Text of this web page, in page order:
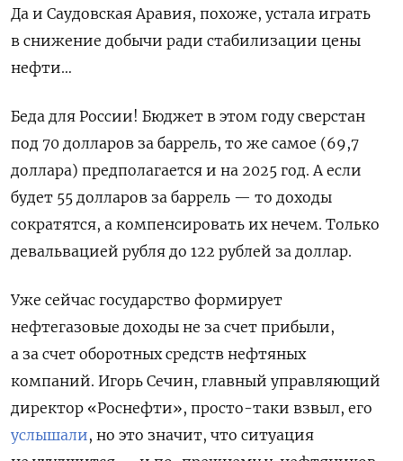
Да и Саудовская Аравия, похоже, устала играть
в снижение добычи ради стабилизации цены
нефти…
Беда для России! Бюджет в этом году сверстан
под 70 долларов за баррель, то же самое (69,7
доллара) предполагается и на 2025 год. А если
будет 55 долларов за баррель — то доходы
сократятся, а компенсировать их нечем. Только
девальвацией рубля до 122 рублей за доллар.
Уже сейчас государство формирует
нефтегазовые доходы не за счет прибыли,
а за счет оборотных средств нефтяных
компаний. Игорь Сечин, главный управляющий
директор «Роснефти», просто-таки взвыл, его
услышали, но это значит, что ситуация